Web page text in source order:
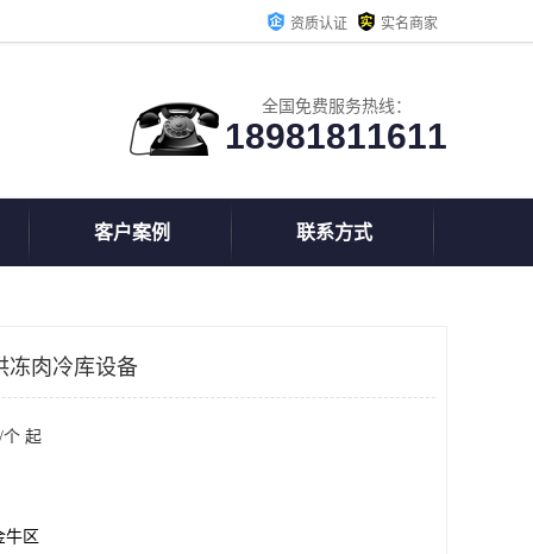
资质认证 实名商家
全国免费服务热线：
18981811611
客户案例 联系方式
冻肉冷库设备
起
牛区